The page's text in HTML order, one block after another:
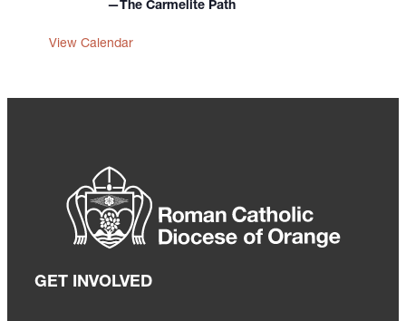
—The Carmelite Path
View Calendar
GET INVOLVED